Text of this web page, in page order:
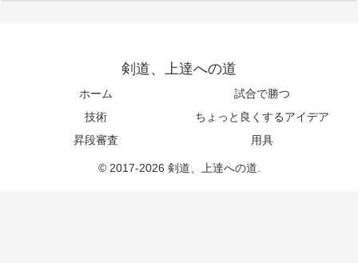
剣道、上達への道
ホーム
試合で勝つ
技術
ちょっと良くするアイデア
昇段審査
用具
© 2017-2026 剣道、上達への道.